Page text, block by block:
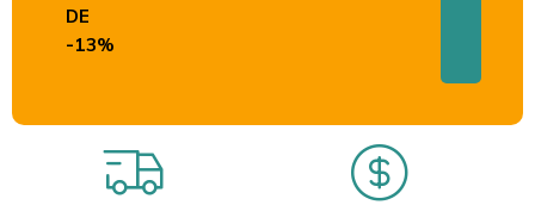
DE
-13%